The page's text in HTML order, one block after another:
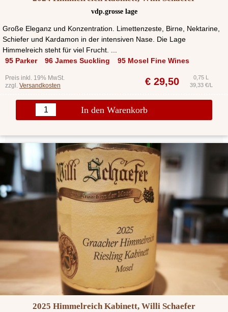
vdp.grosse lage
Große Eleganz und Konzentration. Limettenzeste, Birne, Nektarine,
Schiefer und Kardamon in der intensiven Nase. Die Lage
Himmelreich steht für viel Frucht. ...
95 Parker
96 James Suckling 95 Mosel Fine Wines
Preis inkl. 19% MwSt.
zzgl. Versandkosten € 29,50
0,75 L
39,33 €/L
In den Warenkorb
2025 Himmelreich Kabinett, Willi Schaefer